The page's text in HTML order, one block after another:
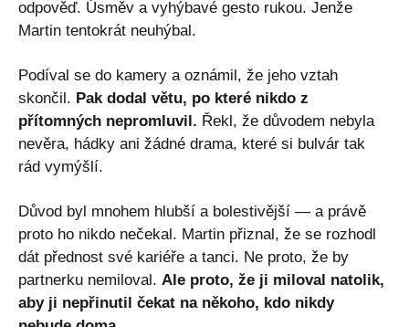
odpověď. Úsměv a vyhýbavé gesto rukou. Jenže
Martin tentokrát neuhýbal.
Podíval se do kamery a oznámil, že jeho vztah
skončil. Pak dodal větu, po které nikdo z
přítomných nepromluvil. Řekl, že důvodem nebyla
nevěra, hádky ani žádné drama, které si bulvár tak
rád vymýšlí.
Důvod byl mnohem hlubší a bolestivější — a právě
proto ho nikdo nečekal. Martin přiznal, že se rozhodl
dát přednost své kariéře a tanci. Ne proto, že by
partnerku nemiloval. Ale proto, že ji miloval natolik,
aby ji nepřinutil čekat na někoho, kdo nikdy